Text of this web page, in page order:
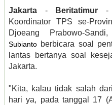
Jakarta - Beritatimur -
Koordinator TPS se-
Djoeang Prabowo-
Subianto berbicara soal
lantas bertanya soal
Jakarta.
"Kita, kalau tidak salah
hari ya, pada tanggal 17